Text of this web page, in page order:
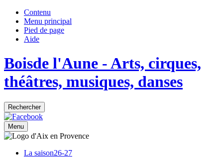
Contenu
Menu principal
Pied de page
Aide
Boisde l'Aune - Arts, cirques,
théâtres, musiques, danses
Rechercher
Menu
La saison26-27